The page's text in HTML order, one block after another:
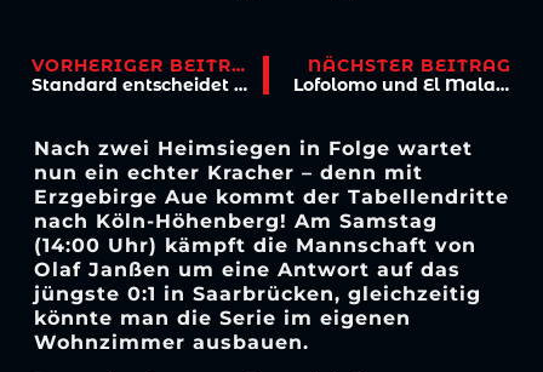
VORHERIGER BEITRAG
Standard entscheidet Duell auf Augenhöhe beim FCS
NÄCHSTER BEITRAG
Lofolomo und El Mala bescheren dritten Heimsieg in Folge
Nach zwei Heimsiegen in Folge wartet
nun ein echter Kracher – denn mit
Erzgebirge Aue kommt der Tabellendritte
nach Köln-Höhenberg! Am Samstag
(14:00 Uhr) kämpft die Mannschaft von
Olaf Janßen um eine Antwort auf das
jüngste 0:1 in Saarbrücken, gleichzeitig
könnte man die Serie im eigenen
Wohnzimmer ausbauen.